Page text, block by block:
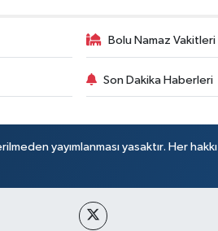
Bolu Namaz Vakitleri
Son Dakika Haberleri
yayımlanması yasaktır. Her hakkı